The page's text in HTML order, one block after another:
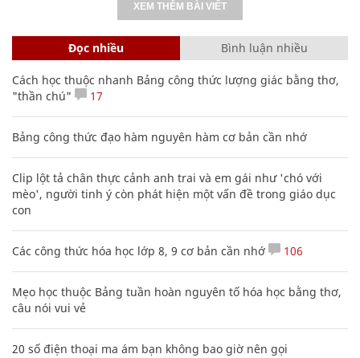
XEM THÊM BÀI VIẾT
Đọc nhiều Bình luận nhiều
Cách học thuộc nhanh Bảng công thức lượng giác bằng thơ,
"thần chú"
17
Bảng công thức đạo hàm nguyên hàm cơ bản cần nhớ
Clip lột tả chân thực cảnh anh trai và em gái như 'chó với
mèo', người tinh ý còn phát hiện một vấn đề trong giáo dục
con
Các công thức hóa học lớp 8, 9 cơ bản cần nhớ 106
Mẹo học thuộc Bảng tuần hoàn nguyên tố hóa học bằng thơ,
câu nói vui vẻ
20 số điện thoại ma ám bạn không bao giờ nên gọi